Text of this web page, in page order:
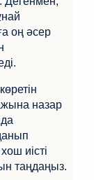
оң әсер
назар
иісті
таңдаңыз.